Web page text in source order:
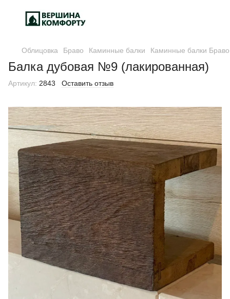
Облицовка Браво Каминные балки Каминные балки Браво
Балка дубовая №9 (лакированная)
Артикул: 2843 Оставить отзыв